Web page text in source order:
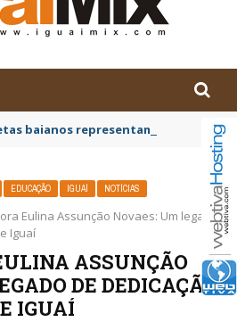
baianos representam o Brasil no
EDUCAÇÃO IGUAÍ NOTÍCIAS
Eulina Assunção Novaes: Um legado
Iguaí
ASSUNÇÃO
DE DEDICAÇÃO
IGUAÍ